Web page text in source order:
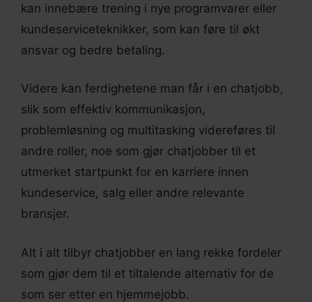
kan innebære trening i nye programvarer eller
kundeserviceteknikker, som kan føre til økt
ansvar og bedre betaling.
Videre kan ferdighetene man får i en chatjobb,
slik som effektiv kommunikasjon,
problemløsning og multitasking videreføres til
andre roller, noe som gjør chatjobber til et
utmerket startpunkt for en karriere innen
kundeservice, salg eller andre relevante
bransjer.
Alt i alt tilbyr chatjobber en lang rekke fordeler
som gjør dem til et tiltalende alternativ for de
som ser etter en hjemmejobb.